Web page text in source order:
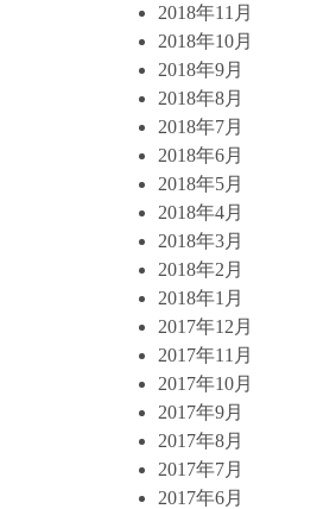
2018年11月
2018年10月
2018年9月
2018年8月
2018年7月
2018年6月
2018年5月
2018年4月
2018年3月
2018年2月
2018年1月
2017年12月
2017年11月
2017年10月
2017年9月
2017年8月
2017年7月
2017年6月